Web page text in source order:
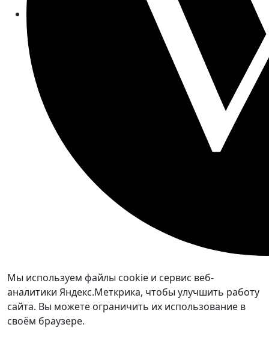
Мы используем файлы cookie и сервис веб-
аналитики Яндекс.Меткрика, чтобы улучшить работу
сайта. Вы можете ограничить их использование в
своём браузере.